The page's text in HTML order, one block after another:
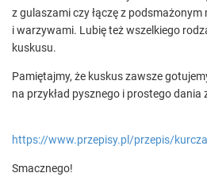
z gulaszami czy łączę z podsmażonym
i warzywami. Lubię też wszelkiego
kuskusu.
Pamiętajmy, że kuskus zawsze
na przykład pysznego i prostego dania
https://www.przepisy.pl/przepis/
Smacznego!